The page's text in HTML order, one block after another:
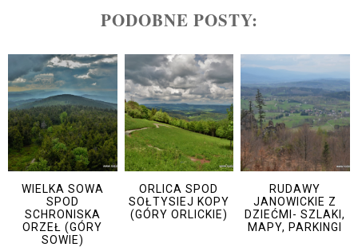
PODOBNE POSTY:
WIELKA SOWA
SPOD
SCHRONISKA
ORZEŁ (GÓRY
SOWIE)
ORLICA SPOD
SOŁTYSIEJ KOPY
(GÓRY ORLICKIE)
RUDAWY
JANOWICKIE Z
DZIEĆMI- SZLAKI,
MAPY, PARKINGI